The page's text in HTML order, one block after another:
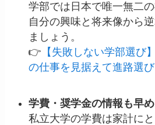
学部では日本で唯一無二の
自分の興味と将来像から
ましょう。
👉 【失敗しない学部選び
の仕事を見据えて進路選び
学費・奨学金の情報も早
私立大学の学費は家計に